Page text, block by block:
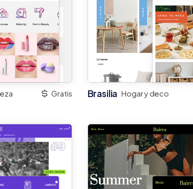
Gratis Brasilia Hogar y deco